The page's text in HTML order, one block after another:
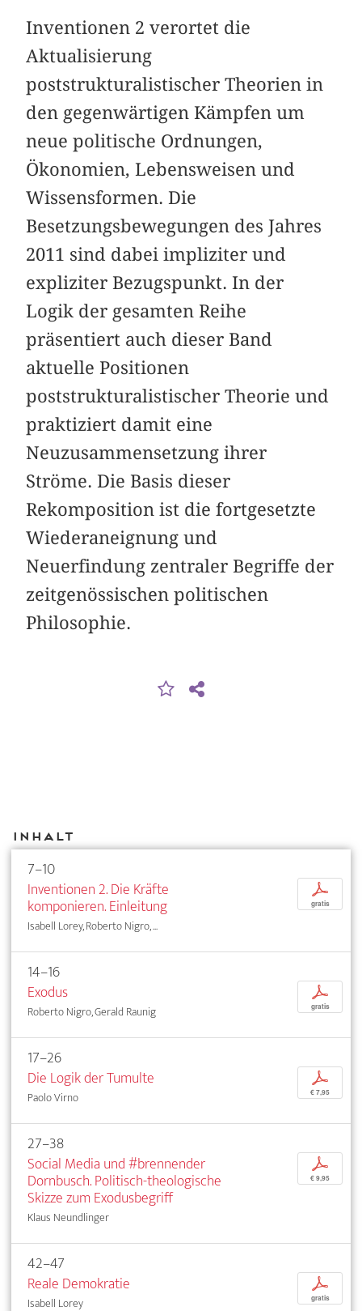
Inventionen 2 verortet die
Aktualisierung
poststrukturalistischer Theorien in
den gegenwärtigen Kämpfen um
neue politische Ordnungen,
Ökonomien, Lebensweisen und
Wissensformen. Die
Besetzungsbewegungen des Jahres
2011 sind dabei impliziter und
expliziter Bezugspunkt. In der
Logik der gesamten Reihe
präsentiert auch dieser Band
aktuelle Positionen
poststrukturalistischer Theorie und
praktiziert damit eine
Neuzusammensetzung ihrer
Ströme. Die Basis dieser
Rekomposition ist die fortgesetzte
Wiederaneignung und
Neuerfindung zentraler Begriffe der
zeitgenössischen politischen
Philosophie.
Inhalt
7–10
Inventionen 2. Die Kräfte
komponieren. Einleitung
Isabell Lorey, Roberto Nigro, ...
p
gratis
14–16
Exodus
Roberto Nigro, Gerald Raunig
p
gratis
17–26
Die Logik der Tumulte
Paolo Virno
p
€ 7,95
27–38
Social Media und #brennender
Dornbusch. Politisch-theologische
Skizze zum Exodusbegriff
Klaus Neundlinger
p
€ 9,95
42–47
Reale Demokratie
Isabell Lorey
p
gratis